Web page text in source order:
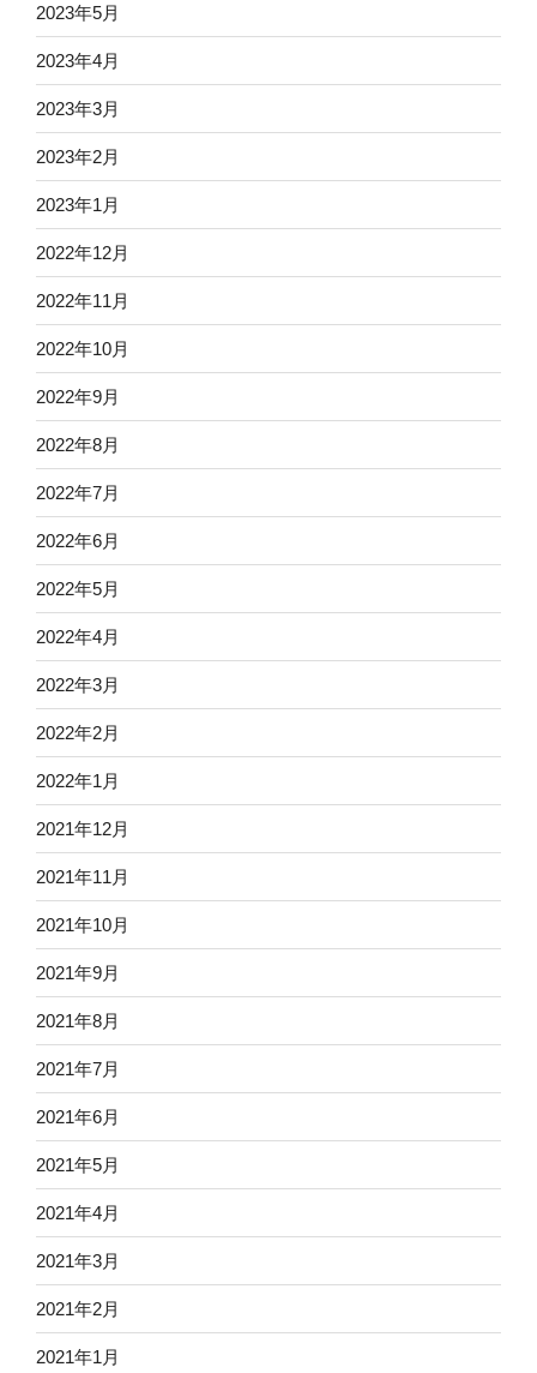
2023年5月
2023年4月
2023年3月
2023年2月
2023年1月
2022年12月
2022年11月
2022年10月
2022年9月
2022年8月
2022年7月
2022年6月
2022年5月
2022年4月
2022年3月
2022年2月
2022年1月
2021年12月
2021年11月
2021年10月
2021年9月
2021年8月
2021年7月
2021年6月
2021年5月
2021年4月
2021年3月
2021年2月
2021年1月